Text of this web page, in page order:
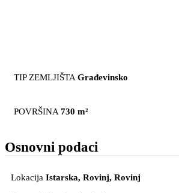
TIP ZEMLJIŠTA Građevinsko
POVRŠINA 730 m²
Osnovni podaci
Lokacija Istarska, Rovinj, Rovinj